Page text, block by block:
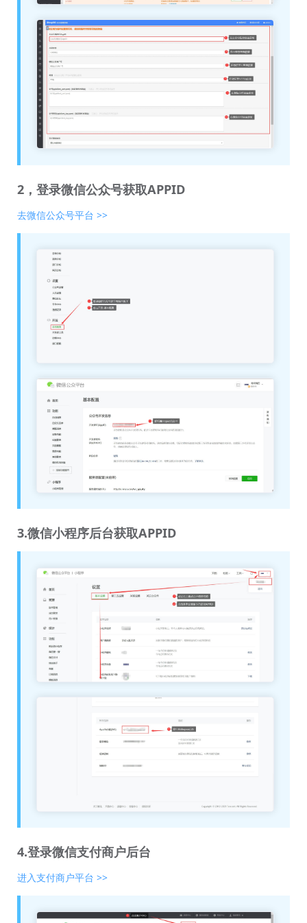
2，登录微信公众号获取APPID
去微信公众号平台 >>
3.微信小程序后台获取APPID
4.登录微信支付商户后台
进入支付商户平台 >>